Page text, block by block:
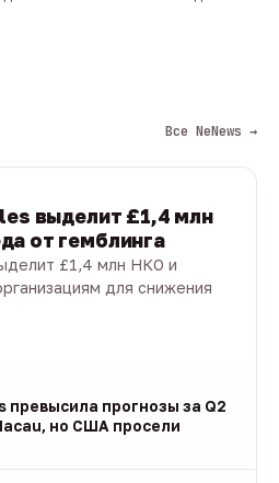
Все NeNews →
выделит £1,4 млн
от гемблинга
£1,4 млн НКО и
для снижения
превысила прогнозы за Q2
но США просели